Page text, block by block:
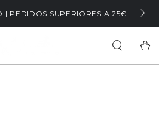
| -5% EN TU PRIMERA COMPRA
Carrito